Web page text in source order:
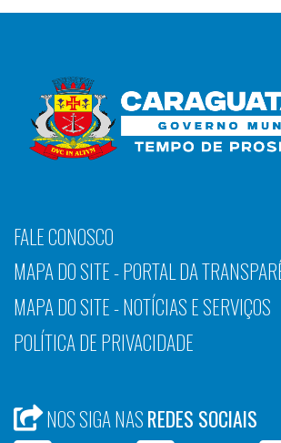
FALE CONOSCO
MAPA DO SITE - PORTAL DA
MAPA DO SITE - NOTÍCIAS E SERVIÇOS
POLÍTICA DE PRIVACIDADE
NOS SIGA NASREDES SOCIAIS